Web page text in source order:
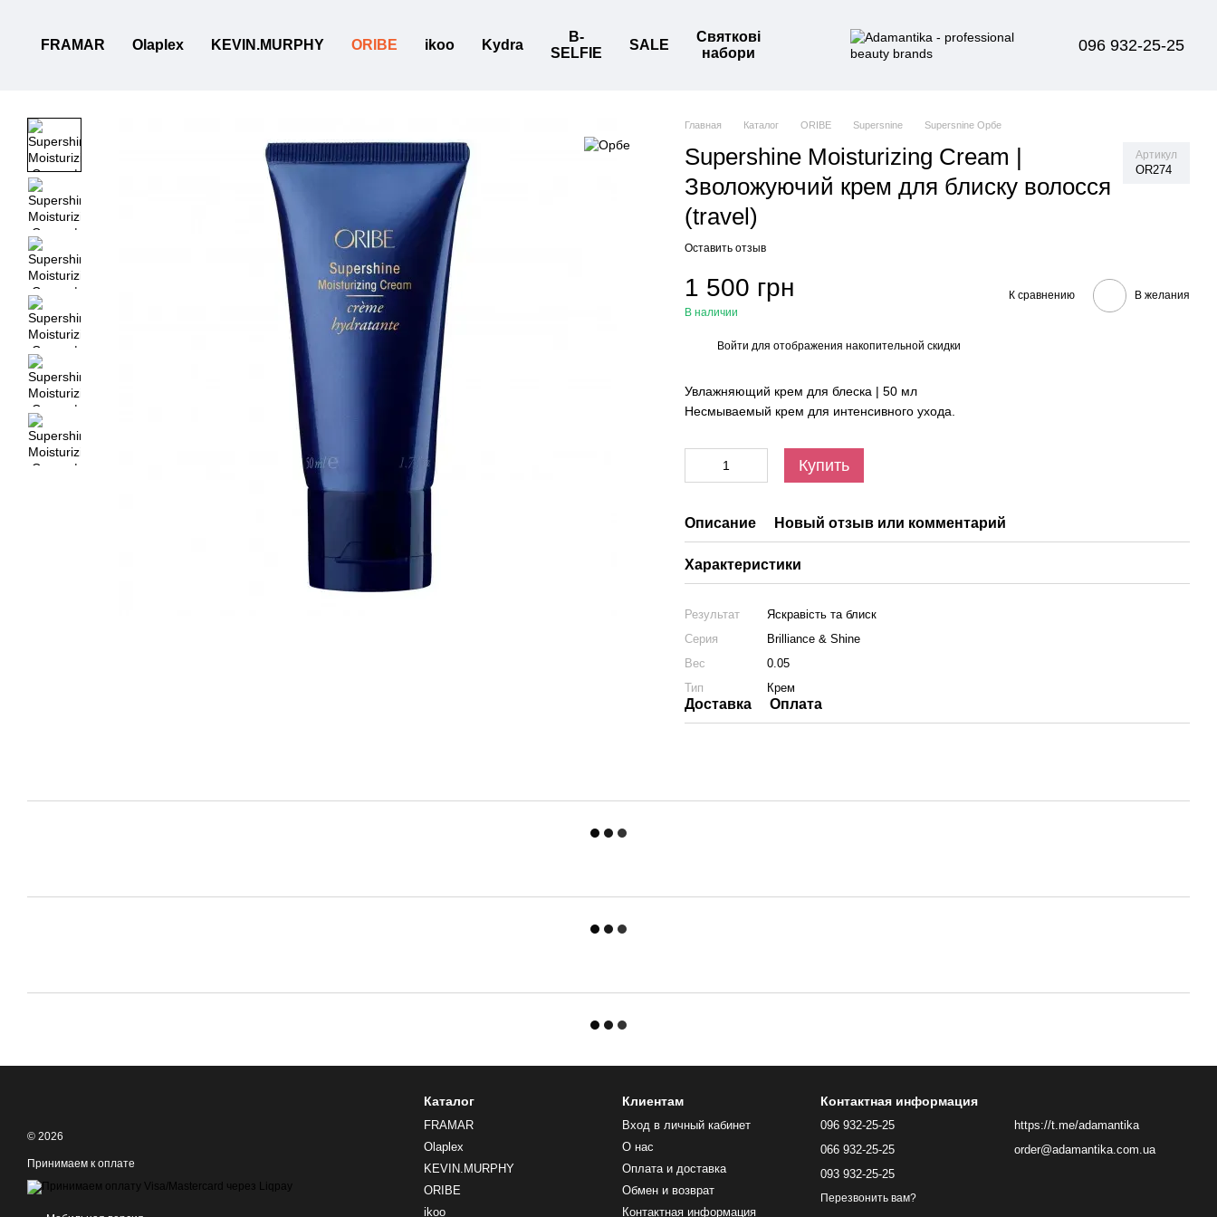
FRAMAR Olaplex KEVIN.MURPHY ORIBE ikoo Kydra
B-
SELFIE
SALE
Святкові
набори
096 932-25-25
Главная Каталог ORIBE Supersnine Supersnine Орбе
Supershine Moisturizing Cream |
Зволожуючий крем для блиску волосся
(travel)
Артикул
OR274
Оставить отзыв
1 500 грн
В наличии
К сравнению В желания
Войти для отображения накопительной скидки
Увлажняющий крем для блеска | 50 мл
Несмываемый крем для интенсивного ухода.
Купить
Описание Новый отзыв или комментарий
Характеристики
Результат
Яскравість та блиск
Серия
Brilliance & Shine
Вес
0.05
Тип
Крем
Доставка Оплата
© 2026
Принимаем к оплате
Каталог
FRAMAR
Olaplex
KEVIN.MURPHY
ORIBE
ikoo
Клиентам
Вход в личный кабинет
О нас
Оплата и доставка
Обмен и возврат
Контактная информация
Контактная информация
096 932-25-25
066 932-25-25
093 932-25-25
Перезвонить вам?
https://t.me/adamantika
order@adamantika.com.ua